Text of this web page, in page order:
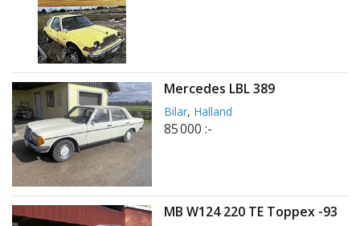
Mercedes LBL 389
Bilar, Halland
85 000 :-
MB W124 220 TE Toppex -93